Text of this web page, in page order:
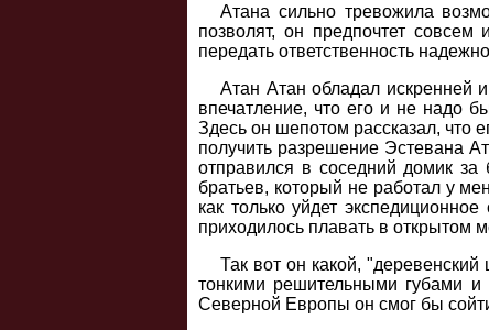
Атана сильно тревожила
позволят, он предпочтет совсем
передать ответственность
Атан Атан обладал искренней
впечатление, что его и не надо
Здесь он шепотом рассказал, что
получить разрешение Эстевана
отправился в соседний домик
братьев, который не работал у
как только уйдет
приходилось плавать в открытом
Так вот он какой,
тонкими решительными губами
Северной Европы он смог бы